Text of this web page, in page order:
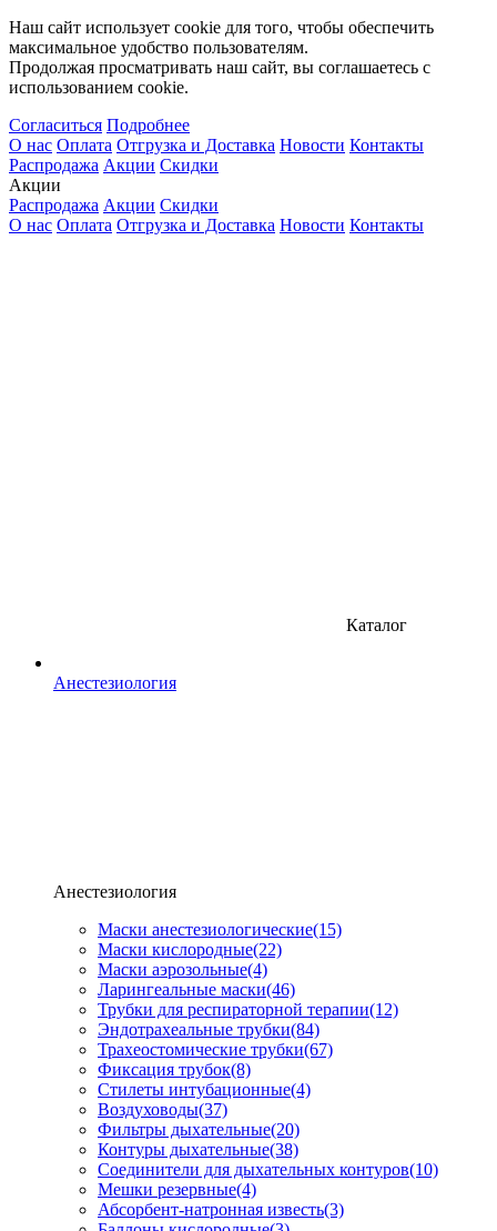
Наш сайт использует cookie для того, чтобы обеспечить
максимальное удобство пользователям.
Продолжая просматривать наш сайт, вы соглашаетесь с
использованием cookie.
Согласиться Подробнее
О нас Оплата Отгрузка и Доставка Новости Контакты
Распродажа Акции Скидки
Акции
Распродажа Акции Скидки
О нас Оплата Отгрузка и Доставка Новости Контакты
Каталог
Анестезиология
Анестезиология
Маски анестезиологические(15)
Маски кислородные(22)
Маски аэрозольные(4)
Ларингеальные маски(46)
Трубки для респираторной терапии(12)
Эндотрахеальные трубки(84)
Трахеостомические трубки(67)
Фиксация трубок(8)
Стилеты интубационные(4)
Воздуховоды(37)
Фильтры дыхательные(20)
Контуры дыхательные(38)
Соединители для дыхательных контуров(10)
Мешки резервные(4)
Абсорбент-натронная известь(3)